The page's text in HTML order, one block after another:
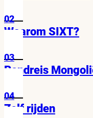
02
Waarom SIXT?
03
Rondreis
04
Zelf rijden